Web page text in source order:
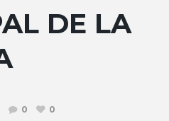
DE LA
0 0